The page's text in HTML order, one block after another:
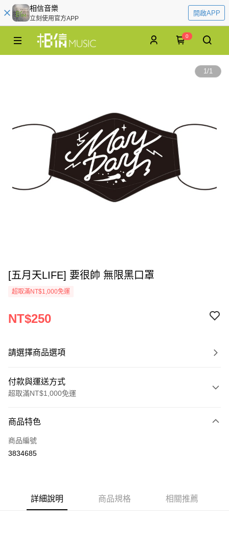
相信音樂
立刻使用官方APP
開啟APP
0
1/1
[五月天LIFE] 要很帥 無限黑口罩
超取滿NT$1,000免運
NT$250
請選擇商品選項
付款與運送方式
超取滿NT$1,000免運
信用卡一次付款
超商取貨付款
商品特色
商品編號
3834685
詳細說明 商品規格 相關推薦